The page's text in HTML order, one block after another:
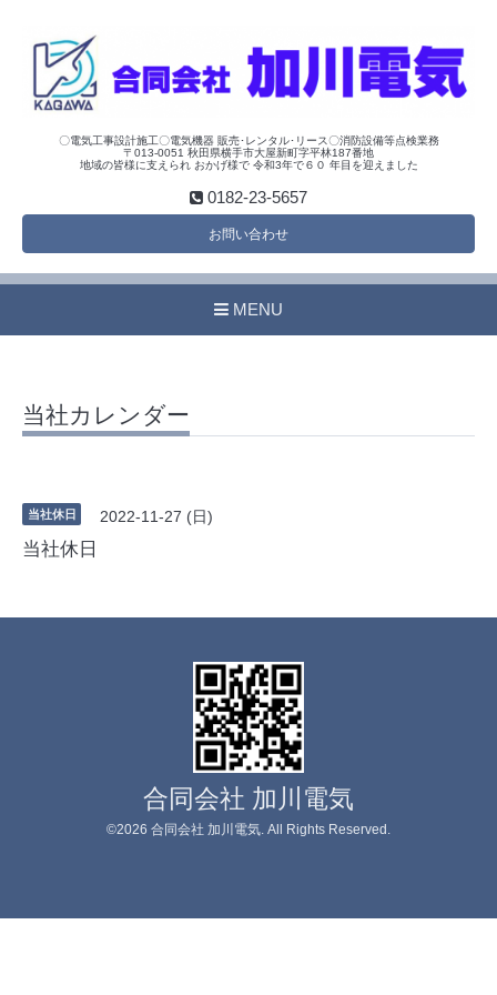
〇電気工事設計施工〇電気機器 販売･レンタル･リース〇消防設備等点検業務
〒013-0051 秋田県横手市大屋新町字平林187番地
地域の皆様に支えられ おかげ様で 令和3年で６０ 年目を迎えました
0182-23-5657
お問い合わせ
MENU
当社カレンダー
当社休日 2022-11-27 (日)
当社休日
合同会社 加川電気
©2026 合同会社 加川電気 . All Rights Reserved.